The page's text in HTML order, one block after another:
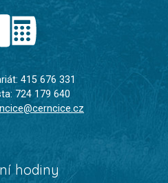
415 676 331
724 179 640
hodiny